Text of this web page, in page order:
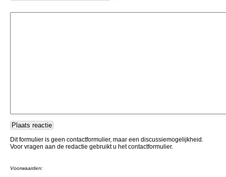
Dit formulier is geen contactformulier, maar een discussiemogelijkheid.
Voor vragen aan de redactie gebruikt u het contactformulier.
Voorwaarden: